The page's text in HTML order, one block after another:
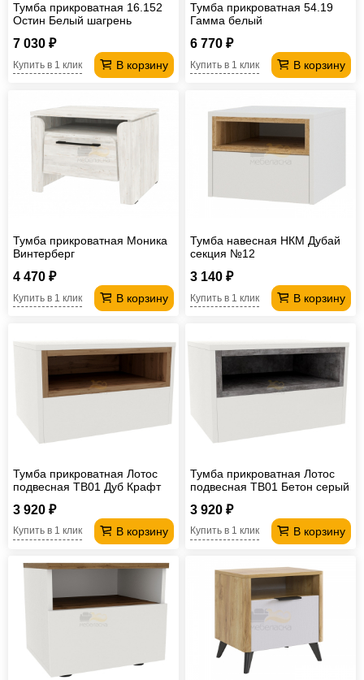
Тумба прикроватная 16.152
Остин Белый шагрень
7 030 ₽
В корзину
Купить в 1 клик
Тумба прикроватная 54.19
Гамма белый
6 770 ₽
В корзину
Купить в 1 клик
Тумба прикроватная Моника
Винтерберг
4 470 ₽
В корзину
Купить в 1 клик
Тумба навесная НКМ Дубай
секция №12
3 140 ₽
В корзину
Купить в 1 клик
Тумба прикроватная Лотос
подвесная TB01 Дуб Крафт
3 920 ₽
В корзину
Купить в 1 клик
Тумба прикроватная Лотос
подвесная TB01 Бетон серый
3 920 ₽
В корзину
Купить в 1 клик